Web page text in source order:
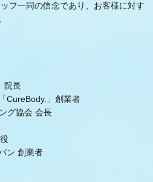
フ一同の信念であり、お客様に対す
院長
CureBody.」創業者
グ協会 会長
ン 創業者